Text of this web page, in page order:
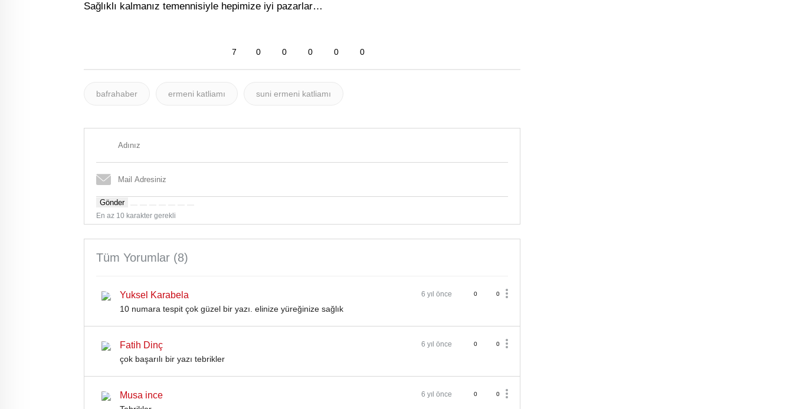
Sağlıklı kalmanız temennisiyle hepimize iyi pazarlar…
7 0 0 0 0 0
bafrahaber ermeni katliamı suni ermeni katliamı
Gönder
En az 10 karakter gerekli
Tüm Yorumlar (8)
Yuksel Karabela 6 yıl önce 0 0
10 numara tespit çok güzel bir yazı. elinize yüreğinize sağlık
Fatih Dinç 6 yıl önce 0 0
çok başarılı bir yazı tebrikler
Musa ince 6 yıl önce 0 0